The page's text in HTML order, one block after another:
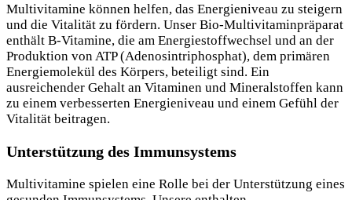
Multivitamine können helfen, das Energieniveau zu steigern
und die Vitalität zu fördern. Unser Bio-Multivitaminpräparat
enthält B-Vitamine, die am Energiestoffwechsel und an der
Produktion von ATP (Adenosintriphosphat), dem primären
Energiemolekül des Körpers, beteiligt sind. Ein
ausreichender Gehalt an Vitaminen und Mineralstoffen kann
zu einem verbesserten Energieniveau und einem Gefühl der
Vitalität beitragen.
Unterstützung des Immunsystems
Multivitamine spielen eine Rolle bei der Unterstützung eines